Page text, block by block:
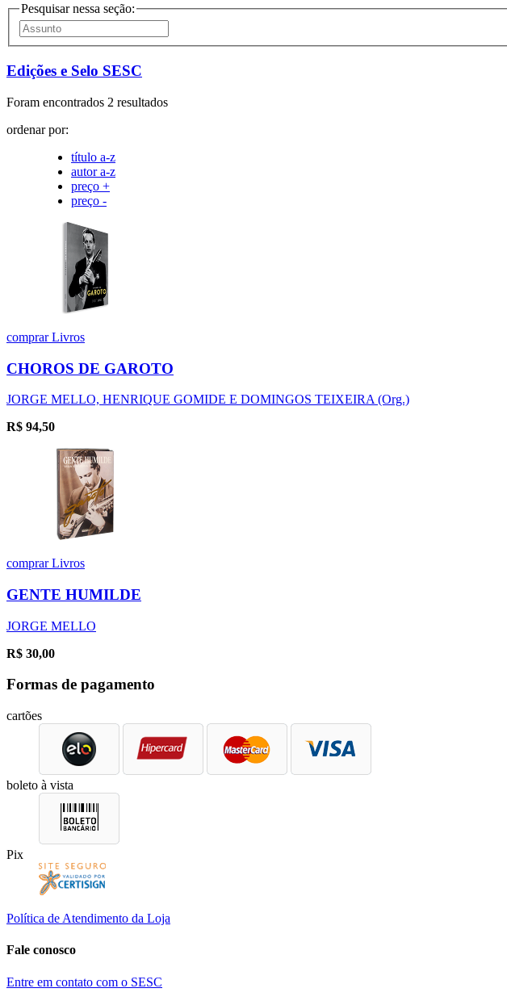
Pesquisar nessa seção:
Edições e Selo SESC
Foram encontrados 2 resultados
ordenar por:
título a-z
autor a-z
preço +
preço -
comprarLivros
CHOROS DE GAROTO
JORGE MELLO, HENRIQUE GOMIDE E DOMINGOS TEIXEIRA (Org.)
R$ 94,50
comprarLivros
GENTE HUMILDE
JORGE MELLO
R$ 30,00
Formas de pagamento
cartões
boleto à vista
Pix
Política de Atendimento da Loja
Fale conosco
Entre em contato com o SESC